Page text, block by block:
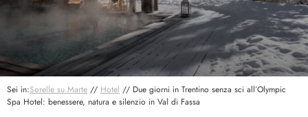
Sei in:Sorelle su Marte // Hotel // Due giorni in Trentino senza sci all’Olympic
Spa Hotel: benessere, natura e silenzio in Val di Fassa